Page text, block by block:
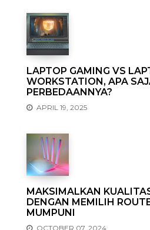
LAPTOP GAMING VS
WORKSTATION, APA
PERBEDAANNYA?
APRIL 19, 2025
MAKSIMALKAN
DENGAN MEMILIH
MUMPUNI
OCTOBER 07, 2024